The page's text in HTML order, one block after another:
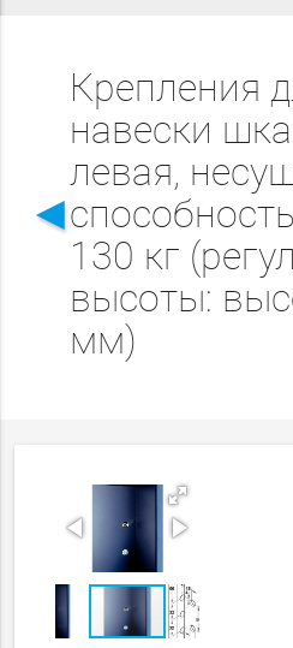
◄
Крепления
навески
левая,
130 кг
высоты:
мм)